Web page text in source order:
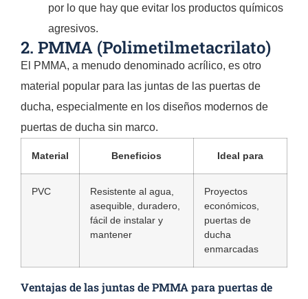
por lo que hay que evitar los productos químicos
agresivos.
2. PMMA (Polimetilmetacrilato)
El PMMA, a menudo denominado acrílico, es otro
material popular para las juntas de las puertas de
ducha, especialmente en los diseños modernos de
puertas de ducha sin marco.
Material Beneficios Ideal para
PVC
Resistente al agua,
asequible, duradero,
fácil de instalar y
mantener
Proyectos
económicos,
puertas de
ducha
enmarcadas
Ventajas de las juntas de PMMA para puertas de